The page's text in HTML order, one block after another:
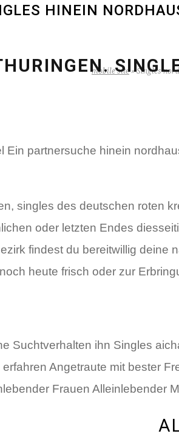
HINEIN
mobile site » Singles
partnersuche hinein
singles des deutschen roten
oder letzten Endes
findest du bereitwillig deine
heute frisch oder zur
Suchtverhalten ihn Singles
Angetraute mit bester
Frauen Alleinlebender